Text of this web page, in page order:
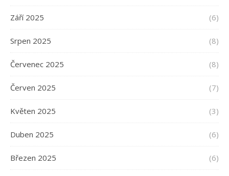
Září 2025 (6)
Srpen 2025 (8)
Červenec 2025 (8)
Červen 2025 (7)
Květen 2025 (3)
Duben 2025 (6)
Březen 2025 (6)